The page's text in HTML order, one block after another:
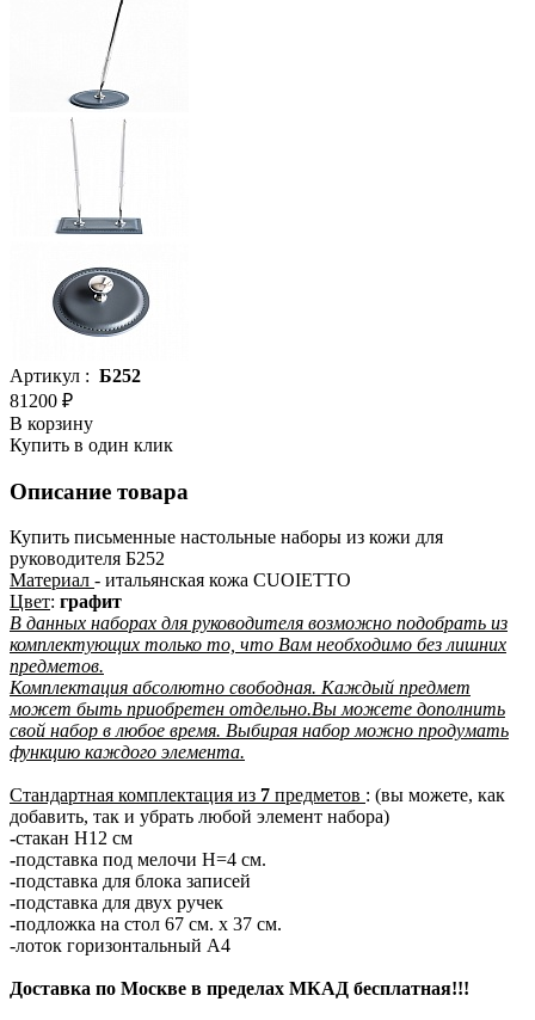
Артикул : Б252
81200 ₽
В корзину
Купить в один клик
Описание товара
Купить письменные настольные наборы из кожи для
руководителя Б252
Материал - итальянская кожа CUOIETTO
Цвет: графит
В данных наборах для руководителя возможно подобрать из
комплектующих только то, что Вам необходимо без лишних
предметов.
Комплектация абсолютно свободная. Каждый предмет
может быть приобретен отдельно.Вы можете дополнить
свой набор в любое время. Выбирая набор можно продумать
функцию каждого элемента.
Стандартная комплектация из 7 предметов : (вы можете, как
добавить, так и убрать любой элемент набора)
-стакан Н12 см
-подставка под мелочи H=4 см.
-подставка для блока записей
-подставка для двух ручек
-подложка на стол 67 см. х 37 см.
-лоток горизонтальный А4
Доставка по Москве в пределах МКАД бесплатная!!!